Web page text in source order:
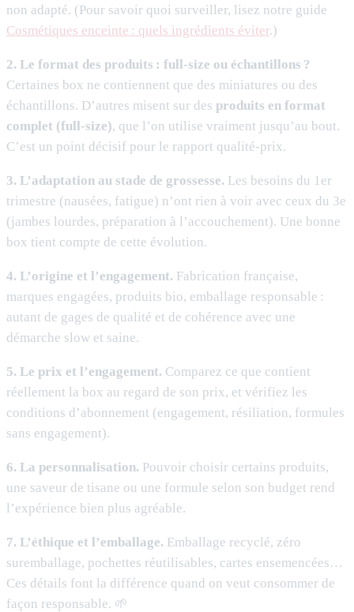
non adapté. (Pour savoir quoi surveiller, lisez notre guide
Cosmétiques enceinte : quels ingrédients éviter.)
2. Le format des produits : full-size ou échantillons ?
Certaines box ne contiennent que des miniatures ou des
échantillons. D’autres misent sur des produits en format
complet (full-size), que l’on utilise vraiment jusqu’au bout.
C’est un point décisif pour le rapport qualité-prix.
3. L’adaptation au stade de grossesse. Les besoins du 1er
trimestre (nausées, fatigue) n’ont rien à voir avec ceux du 3e
(jambes lourdes, préparation à l’accouchement). Une bonne
box tient compte de cette évolution.
4. L’origine et l’engagement. Fabrication française,
marques engagées, produits bio, emballage responsable :
autant de gages de qualité et de cohérence avec une
démarche slow et saine.
5. Le prix et l’engagement. Comparez ce que contient
réellement la box au regard de son prix, et vérifiez les
conditions d’abonnement (engagement, résiliation, formules
sans engagement).
6. La personnalisation. Pouvoir choisir certains produits,
une saveur de tisane ou une formule selon son budget rend
l’expérience bien plus agréable.
7. L’éthique et l’emballage. Emballage recyclé, zéro
suremballage, pochettes réutilisables, cartes ensemencées…
Ces détails font la différence quand on veut consommer de
façon responsable. 🌱